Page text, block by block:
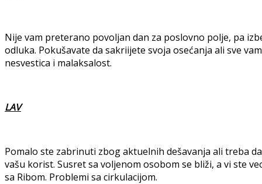
Nije vam preterano povoljan dan za poslovno polje, pa
odluka. Pokušavate da sakriijete svoja osećanja ali sve
nesvestica i malaksalost.
LAV
Pomalo ste zabrinuti zbog aktuelnih dešavanja ali treba
vašu korist. Susret sa voljenom osobom se bliži, a vi ste
sa Ribom. Problemi sa cirkulacijom.